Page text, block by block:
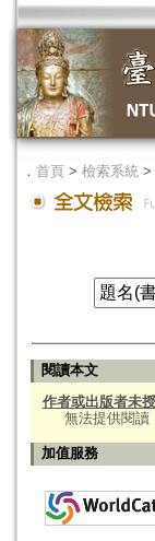
． 首頁 > 檢索系統 >
閱讀本文
作者或出版者未
無法提供閱讀
加值服務